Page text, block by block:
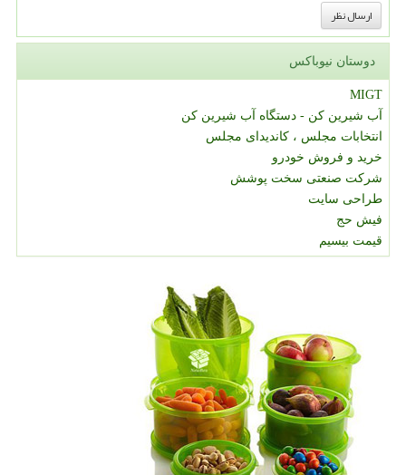
دوستان نیوباکس
MIGT
آب شیرین کن - دستگاه آب شیرین کن
انتخابات مجلس ، کاندیدای مجلس
خرید و فروش خودرو
شرکت صنعتی سخت پوشش
طراحی سایت
فیش حج
قیمت بیسیم